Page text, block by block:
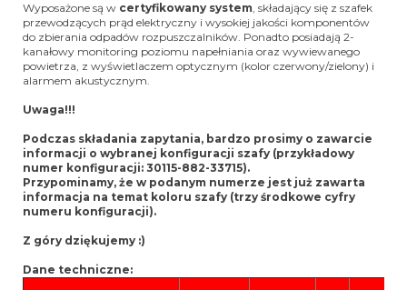
Wyposażone są w certyfikowany system, składający się z szafek
przewodzących prąd elektryczny i wysokiej jakości komponentów
do zbierania odpadów rozpuszczalników. Ponadto posiadają 2-
kanałowy monitoring poziomu napełniania oraz wywiewanego
powietrza, z wyświetlaczem optycznym (kolor czerwony/zielony) i
alarmem akustycznym.
Uwaga!!!
Podczas składania zapytania, bardzo prosimy o zawarcie
informacji o wybranej konfiguracji szafy (przykładowy
numer konfiguracji: 30115-882-33715).
Przypominamy, że w podanym numerze jest już zawarta
informacja na temat koloru szafy (trzy środkowe cyfry
numeru konfiguracji).
Z góry dziękujemy :)
Dane techniczne: